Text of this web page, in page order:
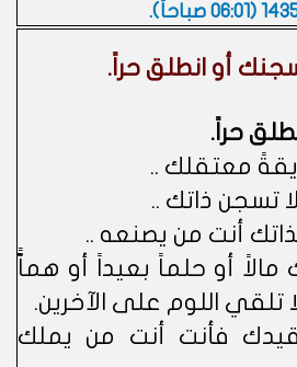
صباحاً)
.
أو انطلق حراً.
حراً.
معتقلك ..
تسجن ذاتك ..
أنت من يصنعه ..
أو حلماً بعيداً أو هماًّ
تلقي اللوم على الآخرين.
فأنت أنت من يملك